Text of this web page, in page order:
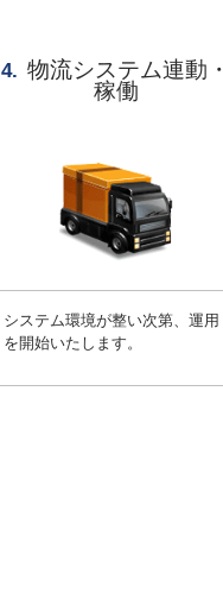
4. 物流システム連動・
稼働
システム環境が整い次第、運用
を開始いたします。